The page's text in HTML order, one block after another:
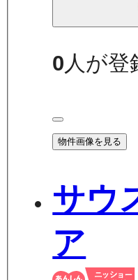
0人が登
物件画像を見る
サウ
ア